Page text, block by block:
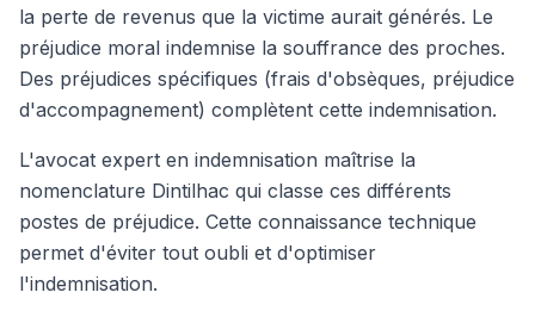
la perte de revenus que la victime aurait générés. Le
préjudice moral indemnise la souffrance des proches.
Des préjudices spécifiques (frais d'obsèques, préjudice
d'accompagnement) complètent cette indemnisation.
L'avocat expert en indemnisation maîtrise la
nomenclature Dintilhac qui classe ces différents
postes de préjudice. Cette connaissance technique
permet d'éviter tout oubli et d'optimiser
l'indemnisation.